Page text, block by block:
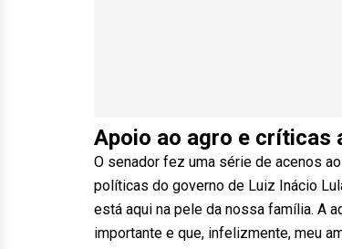
Apoio ao agro e críticas
O senador fez uma série de acenos
políticas do governo de Luiz Inácio
está aqui na pele da nossa família. A
importante e que, infelizmente, meu